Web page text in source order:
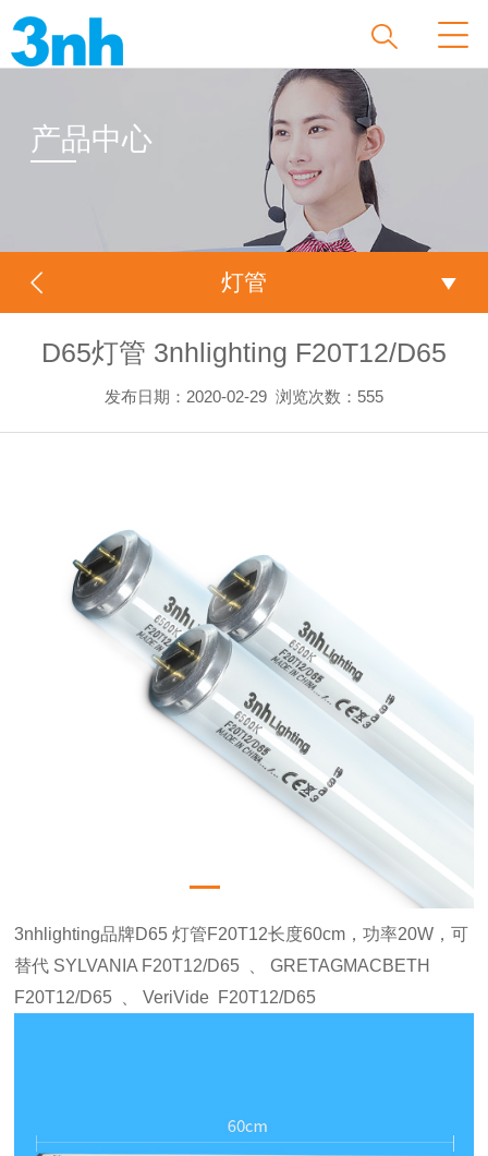
产品中心
灯管
D65灯管 3nhlighting F20T12/D65
发布日期：2020-02-29 浏览次数： 555
3nhlighting品牌D65 灯管F20T12长度60cm，功率20W，可
替代 SYLVANIA F20T12/D65 、 GRETAGMACBETH
F20T12/D65 、 VeriVide F20T12/D65